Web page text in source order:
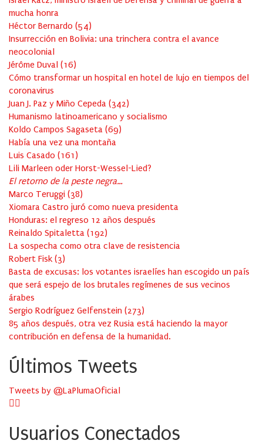
mucha honra
Héctor Bernardo (54)
Insurrección en Bolivia: una trinchera contra el avance
neocolonial
Jérôme Duval (16)
Cómo transformar un hospital en hotel de lujo en tiempos del
coronavirus
Juan J. Paz y Miño Cepeda (342)
Humanismo latinoamericano y socialismo
Koldo Campos Sagaseta (69)
Había una vez una montaña
Luis Casado (161 )
Lili Marleen oder Horst-Wessel-Lied?
El retorno de la peste negra…
Marco Teruggi (38)
Xiomara Castro juró como nueva presidenta
Honduras: el regreso 12 años después
Reinaldo Spitaletta (192)
La sospecha como otra clave de resistencia
Robert Fisk (3)
Basta de excusas: los votantes israelíes han escogido un país
que será espejo de los brutales regímenes de sus vecinos
árabes
Sergio Rodríguez Gelfenstein (273)
85 años después, otra vez Rusia está haciendo la mayor
contribución en defensa de la humanidad.
Últimos Tweets
Tweets by @LaPlumaOficial
Usuarios Conectados